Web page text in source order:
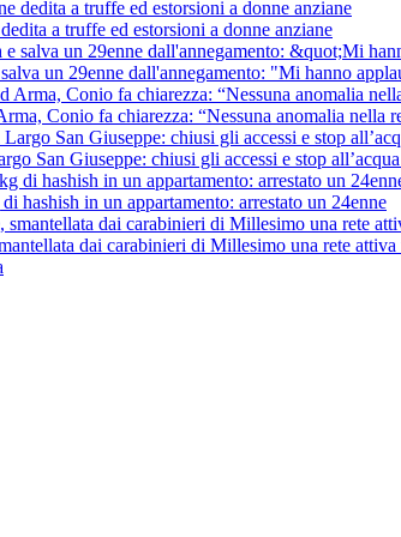
a truffe ed estorsioni a donne anziane
un 29enne dall'annegamento: "Mi hanno
Conio fa chiarezza: “Nessuna anomalia nella
San Giuseppe: chiusi gli accessi e stop
hashish in un appartamento: arrestato un 24enne
dai carabinieri di Millesimo una rete